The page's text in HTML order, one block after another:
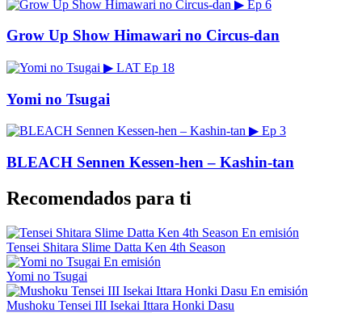
▶ Ep 6
Grow Up Show Himawari no Circus-dan
▶ LAT Ep 18
Yomi no Tsugai
▶ Ep 3
BLEACH Sennen Kessen-hen – Kashin-tan
Recomendados para ti
En emisión
Tensei Shitara Slime Datta Ken 4th Season
En emisión
Yomi no Tsugai
En emisión
Mushoku Tensei III Isekai Ittara Honki Dasu